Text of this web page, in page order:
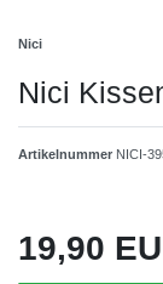
Nici
Nici
Artikelnummer NICI-
19,90